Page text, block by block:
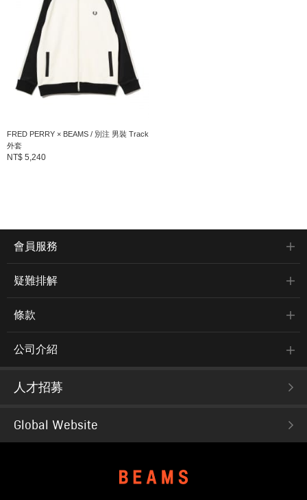
FRED PERRY × BEAMS / 別注 男裝 Track
外套
NT$ 5,240
會員服務
疑難排解
條款
公司介紹
人才招募
Global Website